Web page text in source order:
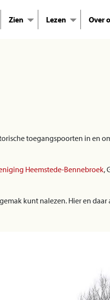
Zien Lezen Over
toegangspoorten in en
Heemstede-Bennebroek,
kunt nalezen. Hier en